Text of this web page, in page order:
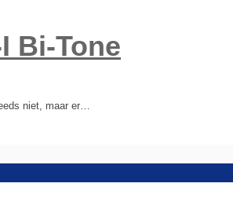
Bi-Tone
niet, maar er…